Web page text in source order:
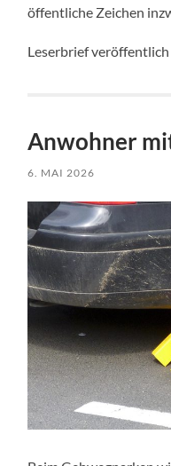
öffentliche Zeichen
Leserbrief
Anwohner
6. MAI 2026